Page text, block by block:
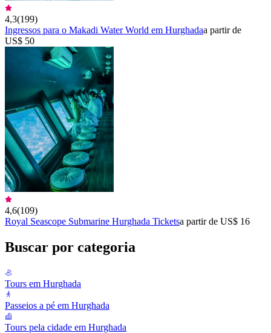
4,3(199)
Ingressos para o Makadi Water World em Hurghadaa partir de
US$ 50
4,6(109)
Royal Seascope Submarine Hurghada Ticketsa partir de US$ 16
Buscar por categoria
Tours em Hurghada
Passeios a pé em Hurghada
Tours pela cidade em Hurghada